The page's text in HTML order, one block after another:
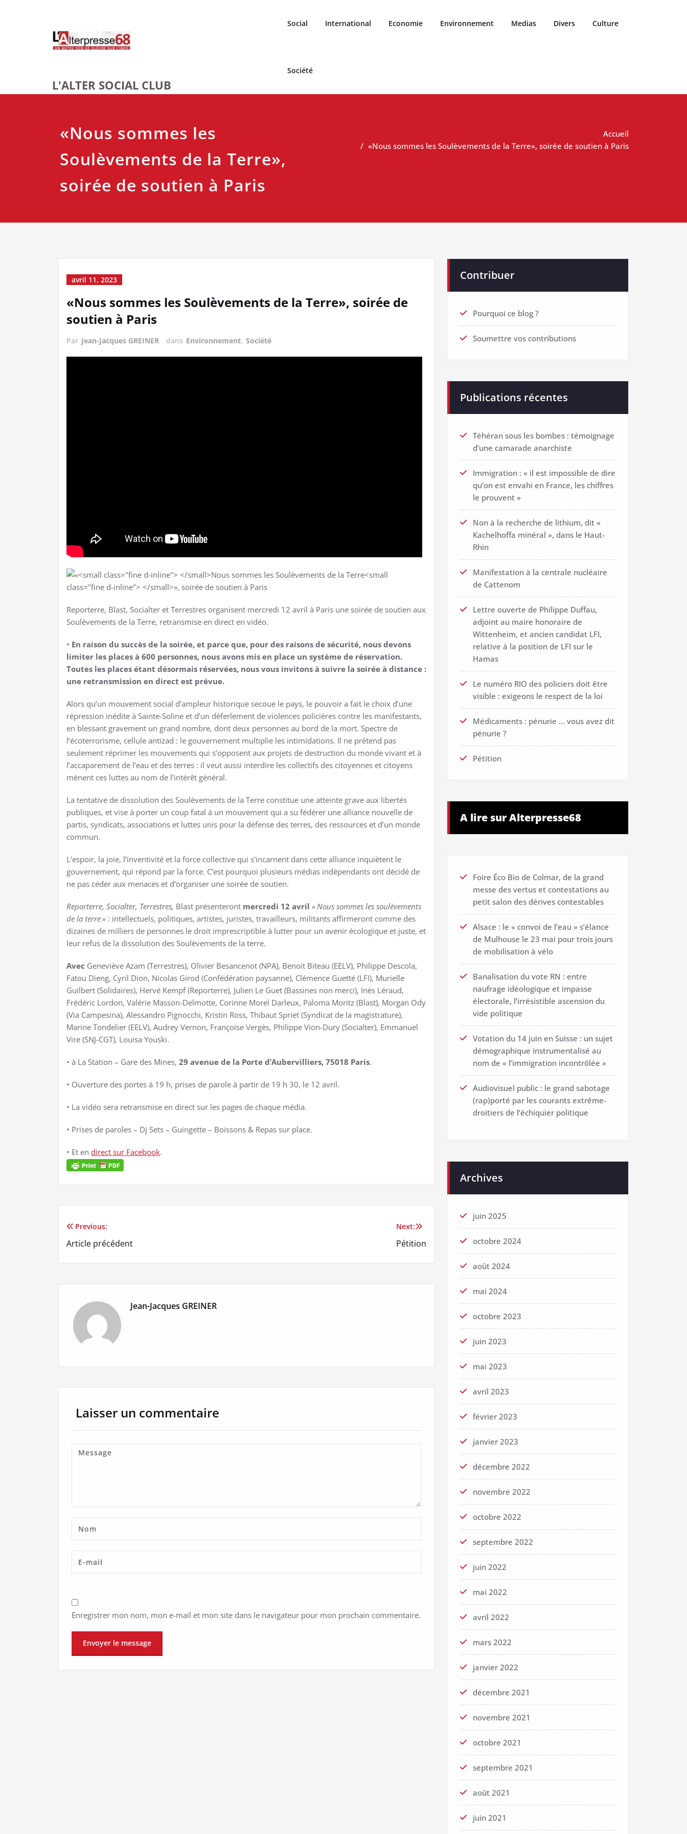
L'ALTER SOCIAL CLUB
Social International Economie Environnement Medias Divers Culture
Société
«Nous sommes les
Soulèvements de la Terre»,
soirée de soutien à Paris
Accueil
«Nous sommes les Soulèvements de la Terre», soirée de soutien à Paris
avril 11, 2023
«Nous sommes les Soulèvements de la Terre», soirée de
soutien à Paris
Par Jean-Jacques GREINER dans Environnement, Société
Reporterre, Blast, Socialter et Terrestres organisent mercredi 12 avril à Paris une soirée de soutien aux
Soulèvements de la Terre, retransmise en direct en vidéo.
• En raison du succès de la soirée, et parce que, pour des raisons de sécurité, nous devons
limiter les places à 600 personnes, nous avons mis en place un système de réservation.
Toutes les places étant désormais réservées, nous vous invitons à suivre la soirée à distance :
une retransmission en direct est prévue.
Alors qu’un mouvement social d’ampleur historique secoue le pays, le pouvoir a fait le choix d’une
répression inédite à Sainte-Soline et d’un déferlement de violences policières contre les manifestants,
en blessant gravement un grand nombre, dont deux personnes au bord de la mort. Spectre de
l’écoterrorisme, cellule antizad : le gouvernement multiplie les intimidations. Il ne prétend pas
seulement réprimer les mouvements qui s’opposent aux projets de destruction du monde vivant et à
l’accaparement de l’eau et des terres : il veut aussi interdire les collectifs des citoyennes et citoyens
mènent ces luttes au nom de l’intérêt général.
La tentative de dissolution des Soulèvements de la Terre constitue une atteinte grave aux libertés
publiques, et vise à porter un coup fatal à un mouvement qui a su fédérer une alliance nouvelle de
partis, syndicats, associations et luttes unis pour la défense des terres, des ressources et d’un monde
commun.
L’espoir, la joie, l’inventivité et la force collective qui s’incarnent dans cette alliance inquiètent le
gouvernement, qui répond par la force. C’est pourquoi plusieurs médias indépendants ont décidé de
ne pas céder aux menaces et d’organiser une soirée de soutien.
Reporterre, Socialter, Terrestres, Blast présenteront mercredi 12 avril «Nous sommes les soulèvements
de la terre» : intellectuels, politiques, artistes, juristes, travailleurs, militants affirmeront comme des
dizaines de milliers de personnes le droit imprescriptible à lutter pour un avenir écologique et juste, et
leur refus de la dissolution des Soulèvements de la terre.
Avec Geneviève Azam (Terrestres), Olivier Besancenot (NPA), Benoit Biteau (EELV), Philippe Descola,
Fatou Dieng, Cyril Dion, Nicolas Girod (Confédération paysanne), Clémence Guetté (LFI), Murielle
Guilbert (Solidaires), Hervé Kempf (Reporterre), Julien Le Guet (Bassines non merci), Inès Léraud,
Frédéric Lordon, Valérie Masson-Delmotte, Corinne Morel Darleux, Paloma Moritz (Blast), Morgan Ody
(Via Campesina), Alessandro Pignocchi, Kristin Ross, Thibaut Spriet (Syndicat de la magistrature),
Marine Tondelier (EELV), Audrey Vernon, Françoise Vergès, Philippe Vion-Dury (Socialter), Emmanuel
Vire (SNJ-CGT), Louisa Youski.
• à La Station – Gare des Mines, 29 avenue de la Porte d’Aubervilliers, 75018 Paris.
• Ouverture des portes à 19 h, prises de parole à partir de 19 h 30, le 12 avril.
• La vidéo sera retransmise en direct sur les pages de chaque média.
• Prises de paroles – Dj Sets – Guingette – Boissons & Repas sur place.
• Et en direct sur Facebook.
Navigation
Previous:
Article précédent
Next:
Pétition
Jean-Jacques GREINER
Laisser un commentaire
Enregistrer mon nom, mon e-mail et mon site dans le navigateur pour mon prochain commentaire.
Contribuer
Pourquoi ce blog ?
Soumettre vos contributions
Publications récentes
Téhéran sous les bombes : témoignage
d’une camarade anarchiste
Immigration : « il est impossible de dire
qu’on est envahi en France, les chiffres
le prouvent »
Non à la recherche de lithium, dit «
Kachelhoffa minéral », dans le Haut-
Rhin
Manifestation à la centrale nucléaire
de Cattenom
Lettre ouverte de Philippe Duffau,
adjoint au maire honoraire de
Wittenheim, et ancien candidat LFI,
relative à la position de LFI sur le
Hamas
Le numéro RIO des policiers doit être
visible : exigeons le respect de la loi
Médicaments : pénurie … vous avez dit
pénurie ?
Pétition
A lire sur Alterpresse68
Foire Éco Bio de Colmar, de la grand
messe des vertus et contestations au
petit salon des dérives contestables
Alsace : le « convoi de l’eau » s’élance
de Mulhouse le 23 mai pour trois jours
de mobilisation à vélo
Banalisation du vote RN : entre
naufrage idéologique et impasse
électorale, l’irrésistible ascension du
vide politique
Votation du 14 juin en Suisse : un sujet
démographique instrumentalisé au
nom de « l’immigration incontrôlée »
Audiovisuel public : le grand sabotage
(rap)porté par les courants extrême-
droitiers de l’échiquier politique
Archives
juin 2025
octobre 2024
août 2024
mai 2024
octobre 2023
juin 2023
mai 2023
avril 2023
février 2023
janvier 2023
décembre 2022
novembre 2022
octobre 2022
septembre 2022
juin 2022
mai 2022
avril 2022
mars 2022
janvier 2022
décembre 2021
novembre 2021
octobre 2021
septembre 2021
août 2021
juin 2021